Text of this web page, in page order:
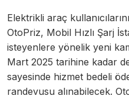
Elektrikli araç
OtoPriz, Mobil Hızlı Şarj
isteyenlere yönelik yeni
Mart 2025 tarihine kadar
sayesinde hizmet bedeli
randevusu alınabilecek.